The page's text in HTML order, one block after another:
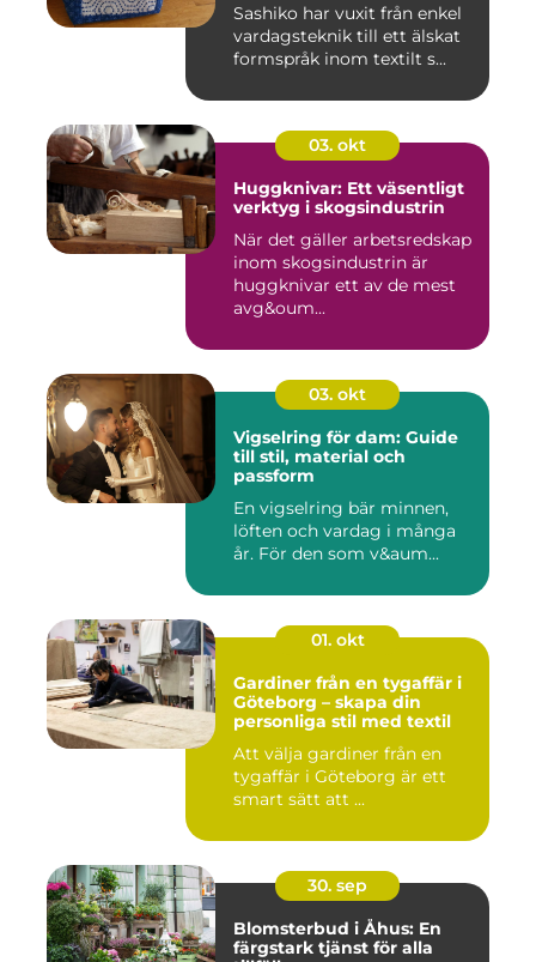
Sashiko har vuxit från enkel
vardagsteknik till ett älskat
formspråk inom textilt s...
03. okt
Huggknivar: Ett väsentligt
verktyg i skogsindustrin
När det gäller arbetsredskap
inom skogsindustrin är
huggknivar ett av de mest
avg&oum...
03. okt
Vigselring för dam: Guide
till stil, material och
passform
En vigselring bär minnen,
löften och vardag i många
år. För den som v&aum...
01. okt
Gardiner från en tygaffär i
Göteborg – skapa din
personliga stil med textil
Att välja gardiner från en
tygaffär i Göteborg är ett
smart sätt att ...
30. sep
Blomsterbud i Åhus: En
färgstark tjänst för alla